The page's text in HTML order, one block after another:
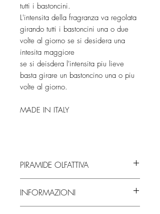
tutti i bastoncini.
L'intensita della fragranza va regolata
girando tutti i bastoncini una o due
volte al giorno se si desidera una
intesita maggiore
se si deisdera l'intensita piu lieve
basta girare un bastoncino una o piu
volte al giorno.
MADE IN ITALY
PIRAMIDE OLFATTIVA
Arancia Dolce, Cocco
NOTE DI CORPO
INFORMAZIONI